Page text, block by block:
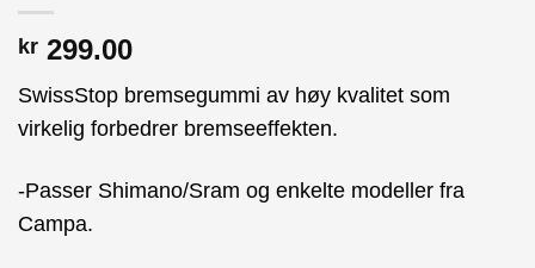
kr 299.00
SwissStop bremsegummi av høy kvalitet som
virkelig forbedrer bremseeffekten.
-Passer Shimano/Sram og enkelte modeller fra
Campa.